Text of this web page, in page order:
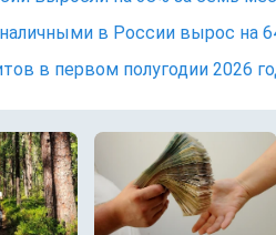
в России вырос на
в первом полугодии 2026